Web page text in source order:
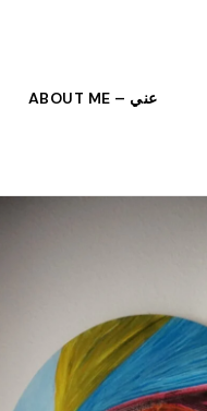
عني – ABOUT ME